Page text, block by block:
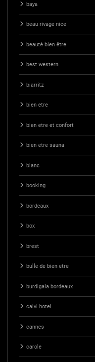
baya
beau rivage nice
beauté bien être
best western
biarritz
bien etre
bien etre et confort
bien etre sauna
blanc
booking
bordeaux
box
brest
bulle de bien etre
burdigala bordeaux
calvi hotel
cannes
carole